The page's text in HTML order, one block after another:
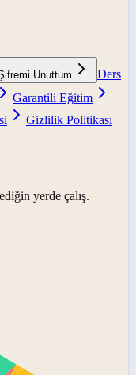
Unuttum
Ders
Garantili Eğitim
Gizlilik Politikası
yerde çalış.